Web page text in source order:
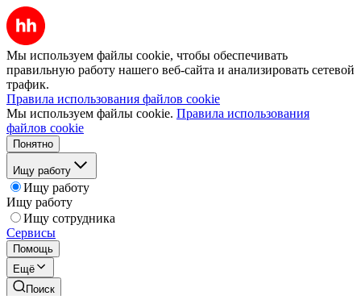
Мы используем файлы cookie, чтобы обеспечивать
правильную работу нашего веб-сайта и анализировать сетевой
трафик.
Правила использования файлов cookie
Мы используем файлы cookie. Правила использования
файлов cookie
Понятно
Ищу работу
Ищу работу
Ищу работу
Ищу сотрудника
Сервисы
Помощь
Ещё
Поиск